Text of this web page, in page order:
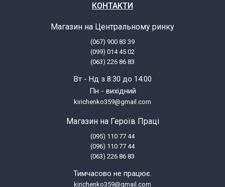
КОНТАКТИ
Магазин на Центральному ринку
(067) 900 83 39
(099) 014 45 02
(063) 226 86 83
Вт - Нд з 8:30 до 14:00
Пн - вихідний
kirichenko359@gmail.com
Магазин на Героїв Праці
(095) 110 77 44
(096) 110 77 44
(063) 226 86 83
Тимчасово не працює.
kirichenko359@gmail.com